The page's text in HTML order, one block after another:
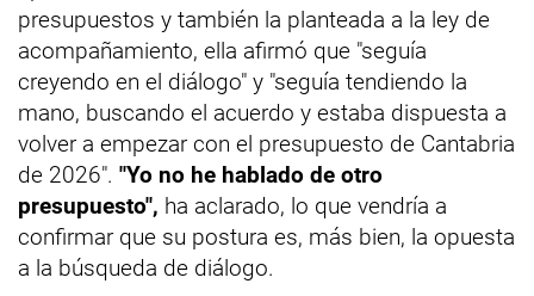
presupuestos y también la planteada a la ley de
acompañamiento, ella afirmó que "seguía
creyendo en el diálogo" y "seguía tendiendo la
mano, buscando el acuerdo y estaba dispuesta a
volver a empezar con el presupuesto de Cantabria
de 2026". "Yo no he hablado de otro
presupuesto", ha aclarado, lo que vendría a
confirmar que su postura es, más bien, la opuesta
a la búsqueda de diálogo.